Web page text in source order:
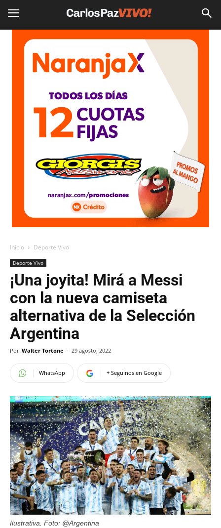
Inicio Deporte Vivo
Deporte Vivo
¡Una joyita! Mirá a Messi
con la nueva camiseta
alternativa de la Selección
Argentina
Por Walter Tortone - 29 agosto, 2022
WhatsApp + Seguinos en Google
Ilustrativa. Foto: @Argentina